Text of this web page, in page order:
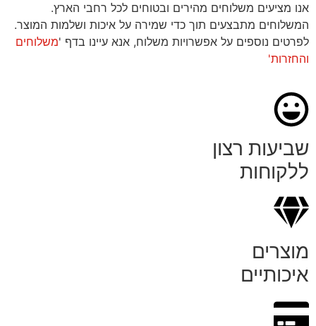
אנו מציעים משלוחים מהירים ובטוחים לכל רחבי הארץ.
המשלוחים מתבצעים תוך כדי שמירה על איכות ושלמות המוצר.
לפרטים נוספים על אפשרויות משלוח, אנא עיינו בדף 'משלוחים
והחזרות'
שביעות רצון
ללקוחות
מוצרים
איכותיים